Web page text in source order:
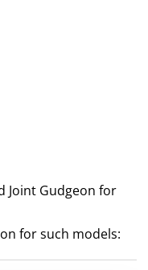
Joint Gudgeon for
for such models: